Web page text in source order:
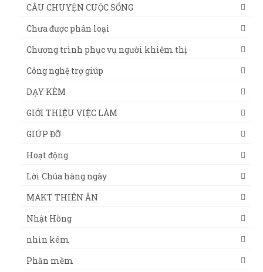
CÂU CHUYỆN CUỘC SỐNG
Chưa được phân loại
Chương trình phục vụ người khiếm thị
Công nghệ trợ giúp
DẠY KÈM
GIỚI THIỆU VIỆC LÀM
GIÚP ĐỠ
Hoạt động
Lời Chúa hàng ngày
MAKT THIÊN ÂN
Nhật Hồng
nhìn kém
Phần mềm